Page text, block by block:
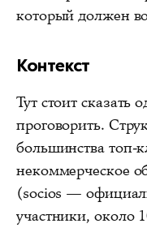
который должен
Контекст
Тут стоит
проговорить.
большинства топ-
некоммерческое
(socios —
участники, около